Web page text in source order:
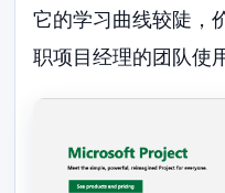
它的学习曲线较陡，
职项目经理的团队使